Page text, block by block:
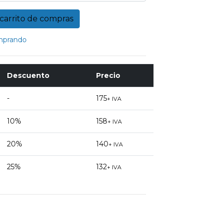
Descuento Precio
- 175+ IVA
10% 158+ IVA
20% 140+ IVA
25% 132+ IVA